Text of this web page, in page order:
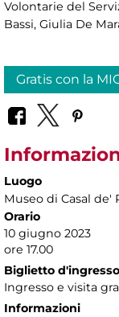
Volontarie del
Bassi, Giulia De
Gratis con la
Luogo
Museo di Casal de'
Orario
10 giugno 2023
ore 17.00
Biglietto d'ingresso
Ingresso e visita
Informazioni